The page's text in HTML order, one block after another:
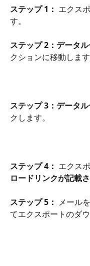
ステップ 1： エクス
す。
ステップ 2：データ
クションに移動します
ステップ 3：データ
クします。
ステップ 4： エクス
ロードリンクが記載
ステップ 5： メール
てエクスポートのダ